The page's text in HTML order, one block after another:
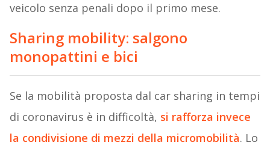
veicolo senza penali dopo il primo mese.
Sharing mobility: salgono
monopattini e bici
Se la mobilità proposta dal car sharing in tempi
di coronavirus è in difficoltà, si rafforza invece
la condivisione di mezzi della micromobilità. Lo